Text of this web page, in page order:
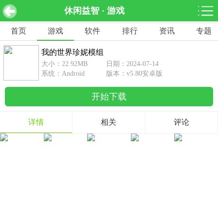
休闲益智 · 游戏
网游分类 软件分类
休闲益智
462款游戏
赛车竞速
122款游戏
1642款游戏
动作射击
351款游戏
69款游戏
经营养成
冒险解谜
首页 游戏 软件 排行 资讯 专题
我的世界珍妮模组 v5.80安卓版 下载
我的世界珍妮模组
大小：22.92MB
日期：2024-07-14
系统：Android
版本：v5.80安卓版
开始下载
详情 相关 评论